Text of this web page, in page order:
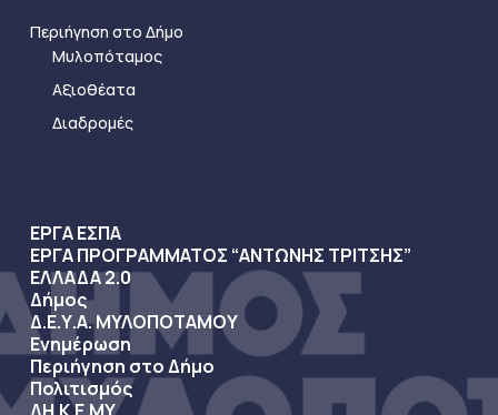
Περιήγηση στο Δήμο
Μυλοπόταμος
Αξιοθέατα
Διαδρομές
ΕΡΓΑ ΕΣΠΑ
ΕΡΓΑ ΠΡΟΓΡΑΜΜΑΤΟΣ “ΑΝΤΩΝΗΣ ΤΡΙΤΣΗΣ”
ΕΛΛΑΔΑ 2.0
Δήμος
Δ.Ε.Υ.Α. ΜΥΛΟΠΟΤΑΜΟΥ
Ενημέρωση
Περιήγηση στο Δήμο
Πολιτισμός